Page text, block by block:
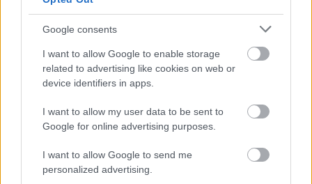
Google consents
I want to allow Google to enable storage
related to advertising like cookies on web or
device identifiers in apps.
I want to allow my user data to be sent to
Google for online advertising purposes.
I want to allow Google to send me
personalized advertising.
Ανάπτυξης και Τροφίμων, Χρήστο Κέλλα,
προκειμένου νασυντονίσει
, σε συνεργασία με την
περιφέρεια και τις κτηνιατρικές υπηρεσίες, την
άμεση εφαρμογήτων προβλεπόμενων μέτρων.
Παρασκευήθα μεταβεί στο νησί και ο γενικός
γραμματέας Αγροτικής Ανάπτυξης και Τροφίμων,
Σπύρος Πρωτοψάλτης, για τηνπαρακολούθηση
της εφαρμογής του σχεδίου και τον επιχειρησιακό